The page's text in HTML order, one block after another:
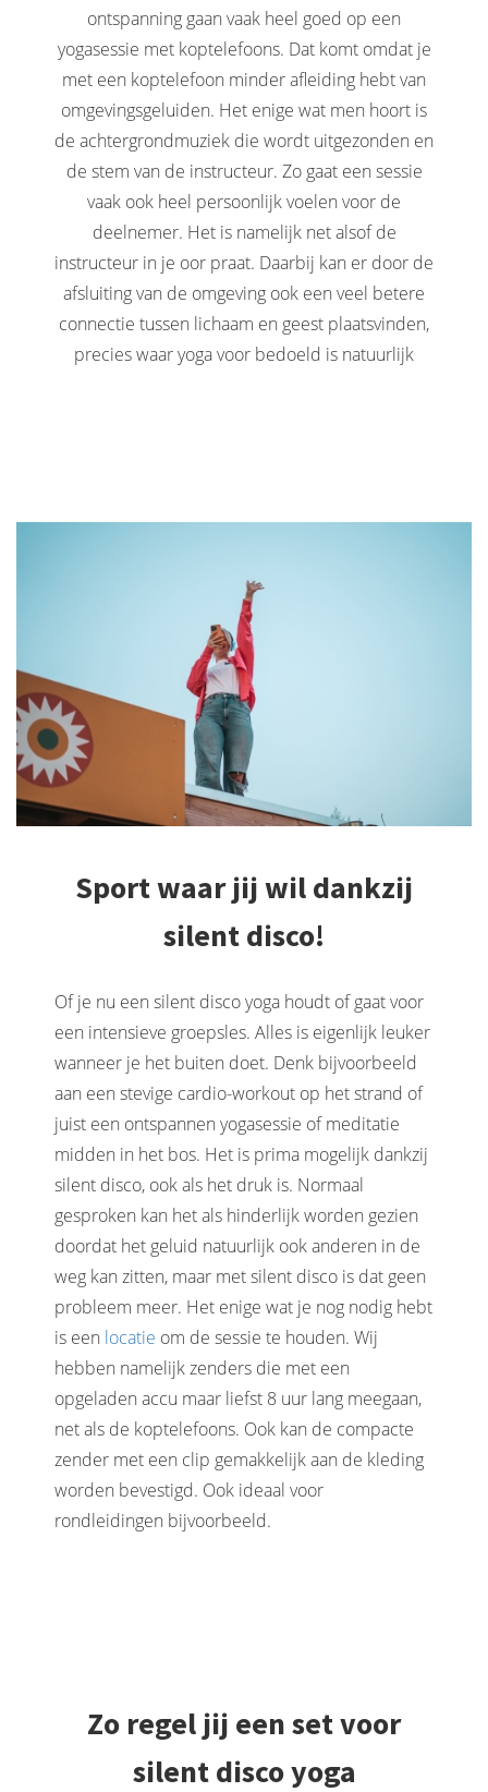
ontspanning gaan vaak heel goed op een
yogasessie met koptelefoons. Dat komt omdat je
met een koptelefoon minder afleiding hebt van
omgevingsgeluiden. Het enige wat men hoort is
de achtergrondmuziek die wordt uitgezonden en
de stem van de instructeur. Zo gaat een sessie
vaak ook heel persoonlijk voelen voor de
deelnemer. Het is namelijk net alsof de
instructeur in je oor praat. Daarbij kan er door de
afsluiting van de omgeving ook een veel betere
connectie tussen lichaam en geest plaatsvinden,
precies waar yoga voor bedoeld is natuurlijk
Sport waar jij wil dankzij
silent disco!
Of je nu een silent disco yoga houdt of gaat voor
een intensieve groepsles. Alles is eigenlijk leuker
wanneer je het buiten doet. Denk bijvoorbeeld
aan een stevige cardio-workout op het strand of
juist een ontspannen yogasessie of meditatie
midden in het bos. Het is prima mogelijk dankzij
silent disco, ook als het druk is. Normaal
gesproken kan het als hinderlijk worden gezien
doordat het geluid natuurlijk ook anderen in de
weg kan zitten, maar met silent disco is dat geen
probleem meer. Het enige wat je nog nodig hebt
is een locatie om de sessie te houden. Wij
hebben namelijk zenders die met een
opgeladen accu maar liefst 8 uur lang meegaan,
net als de koptelefoons. Ook kan de compacte
zender met een clip gemakkelijk aan de kleding
worden bevestigd. Ook ideaal voor
rondleidingen bijvoorbeeld.
Zo regel jij een set voor
silent disco yoga